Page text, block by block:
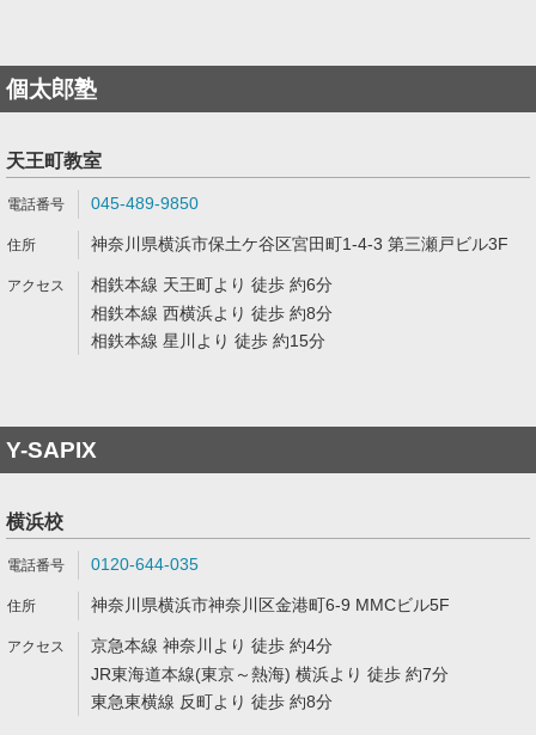
個太郎塾
天王町教室
045-489-9850
神奈川県横浜市保土ケ谷区宮田町1-4-3 第三瀬戸ビル3F
相鉄本線 天王町より 徒歩 約6分
相鉄本線 西横浜より 徒歩 約8分
相鉄本線 星川より 徒歩 約15分
Y-SAPIX
横浜校
0120-644-035
神奈川県横浜市神奈川区金港町6-9 MMCビル5F
京急本線 神奈川より 徒歩 約4分
JR東海道本線(東京～熱海) 横浜より 徒歩 約7分
東急東横線 反町より 徒歩 約8分